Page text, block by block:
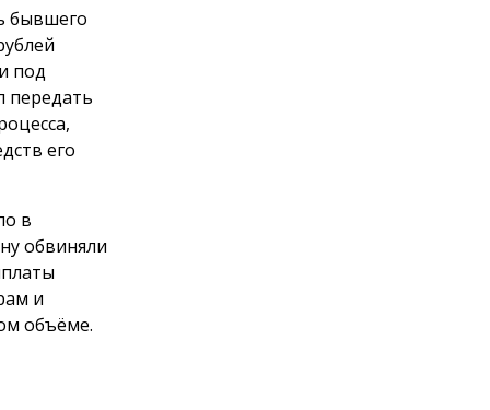
бывшего
под
передать
его
в
обвиняли
и
объёме.